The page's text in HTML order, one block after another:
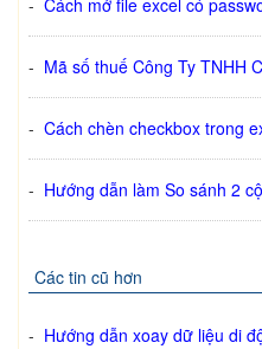
- Cách mở file excel có
- Mã số thuế Công Ty TNHH
- Cách chèn checkbox trong
- Hướng dẫn làm So sánh 2
Các tin cũ hơn
- Hướng dẫn xoay dữ liệu di